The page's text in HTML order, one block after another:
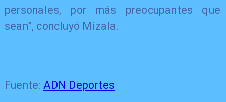
personales, por más preocupantes que
sean”, concluyó Mizala.
Fuente: ADN Deportes